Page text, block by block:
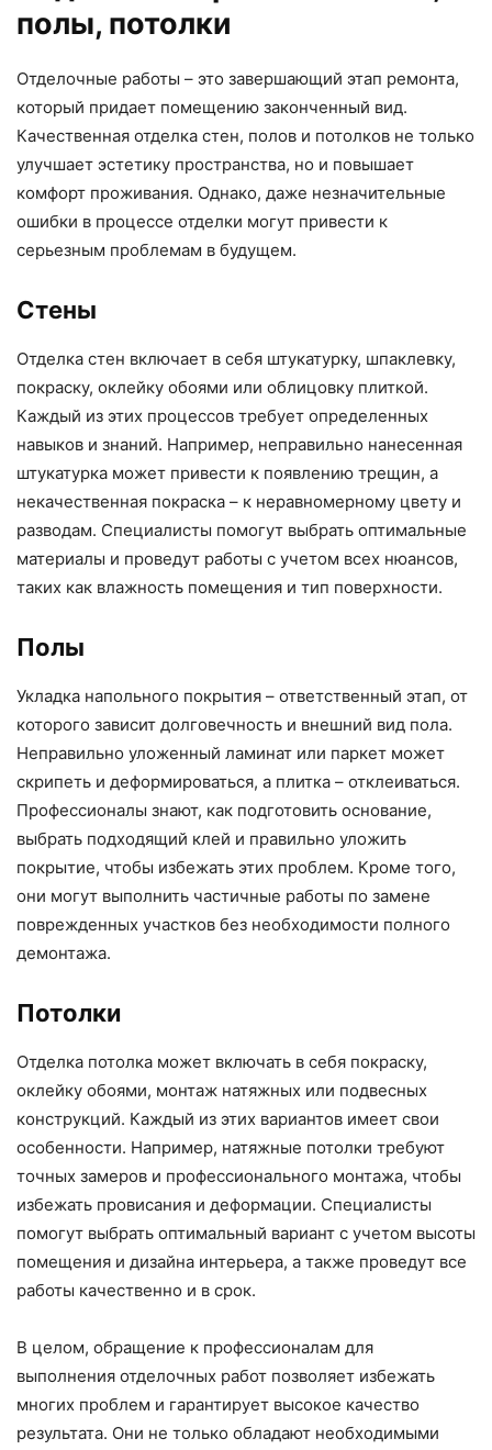
полы, потолки
Отделочные работы – это завершающий этап ремонта,
который придает помещению законченный вид.
Качественная отделка стен, полов и потолков не только
улучшает эстетику пространства, но и повышает
комфорт проживания. Однако, даже незначительные
ошибки в процессе отделки могут привести к
серьезным проблемам в будущем.
Стены
Отделка стен включает в себя штукатурку, шпаклевку,
покраску, оклейку обоями или облицовку плиткой.
Каждый из этих процессов требует определенных
навыков и знаний. Например, неправильно нанесенная
штукатурка может привести к появлению трещин, а
некачественная покраска – к неравномерному цвету и
разводам. Специалисты помогут выбрать оптимальные
материалы и проведут работы с учетом всех нюансов,
таких как влажность помещения и тип поверхности.
Полы
Укладка напольного покрытия – ответственный этап, от
которого зависит долговечность и внешний вид пола.
Неправильно уложенный ламинат или паркет может
скрипеть и деформироваться, а плитка – отклеиваться.
Профессионалы знают, как подготовить основание,
выбрать подходящий клей и правильно уложить
покрытие, чтобы избежать этих проблем. Кроме того,
они могут выполнить частичные работы по замене
поврежденных участков без необходимости полного
демонтажа.
Потолки
Отделка потолка может включать в себя покраску,
оклейку обоями, монтаж натяжных или подвесных
конструкций. Каждый из этих вариантов имеет свои
особенности. Например, натяжные потолки требуют
точных замеров и профессионального монтажа, чтобы
избежать провисания и деформации. Специалисты
помогут выбрать оптимальный вариант с учетом высоты
помещения и дизайна интерьера, а также проведут все
работы качественно и в срок.
В целом, обращение к профессионалам для
выполнения отделочных работ позволяет избежать
многих проблем и гарантирует высокое качество
результата. Они не только обладают необходимыми